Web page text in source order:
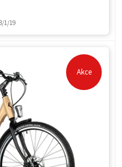
1/19
Akce